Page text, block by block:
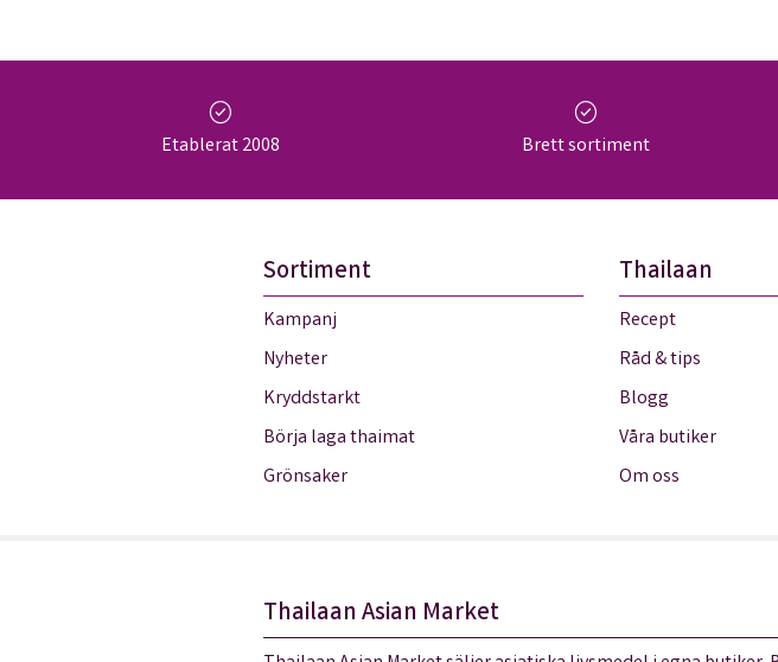
check_circle
Etablerat 2008
check_circle
Brett sortiment
Sortiment
Kampanj
Nyheter
Kryddstarkt
Börja laga thaimat
Grönsaker
Thailaan
Recept
Råd & tips
Blogg
Våra butiker
Om oss
Thailaan Asian Market